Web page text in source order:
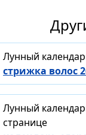
Лунный
стрижка волос
Лунный
странице